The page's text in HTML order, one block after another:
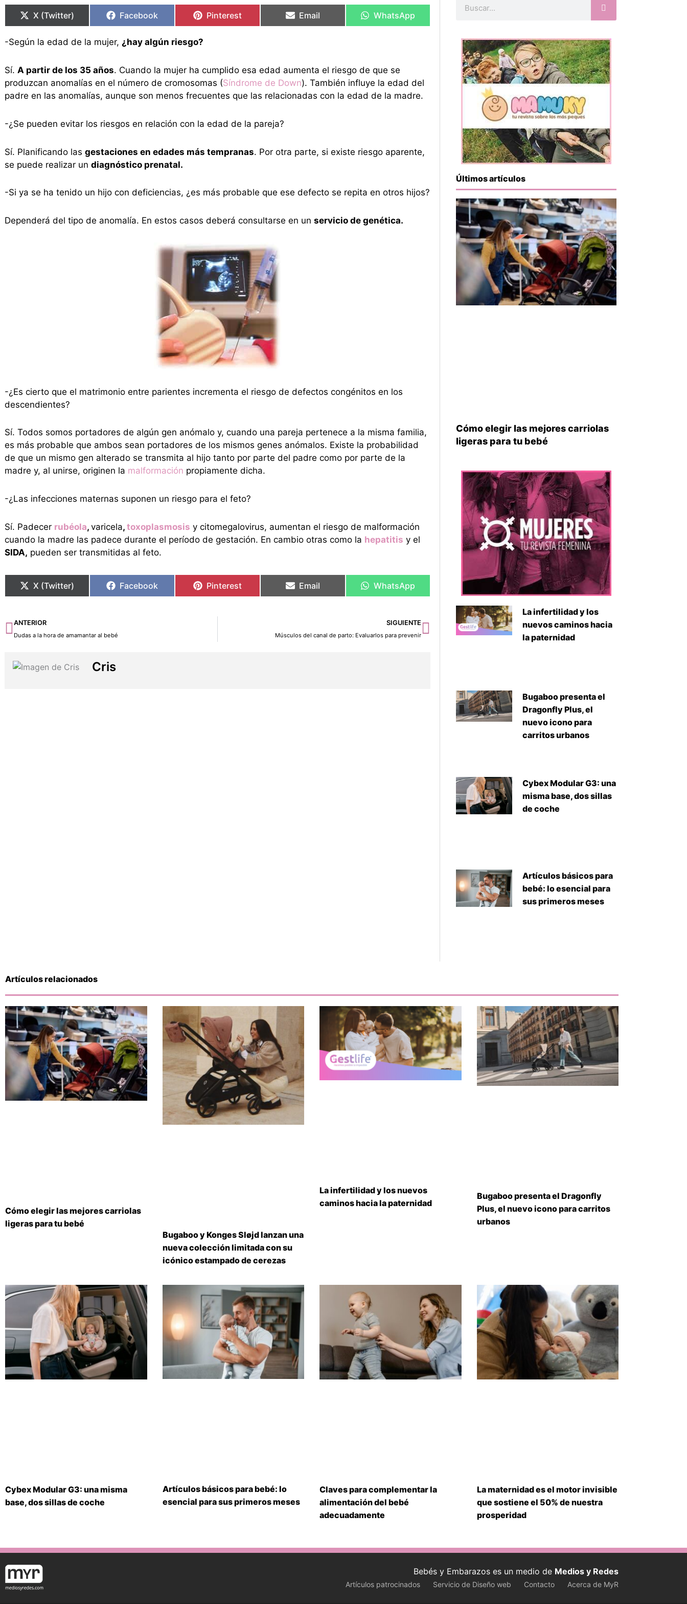
en
X (Twitter)
en
Facebook
en
Pinterest
en
Email
en
WhatsApp
-Según la edad de la mujer, ¿hay algún riesgo?
Sí. A partir de los 35 años. Cuando la mujer ha cumplido esa edad aumenta el riesgo de que se
produzcan anomalías en el número de cromosomas (Síndrome de Down). También influye la edad del
padre en las anomalías, aunque son menos frecuentes que las relacionadas con la edad de la madre.
-¿Se pueden evitar los riesgos en relación con la edad de la pareja?
Sí. Planificando las gestaciones en edades más tempranas. Por otra parte, si existe riesgo aparente,
se puede realizar un diagnóstico prenatal.
-Si ya se ha tenido un hijo con deficiencias, ¿es más probable que ese defecto se repita en otros hijos?
Dependerá del tipo de anomalía. En estos casos deberá consultarse en un servicio de genética.
-¿Es cierto que el matrimonio entre parientes incrementa el riesgo de defectos congénitos en los
descendientes?
Sí. Todos somos portadores de algún gen anómalo y, cuando una pareja pertenece a la misma familia,
es más probable que ambos sean portadores de los mismos genes anómalos. Existe la probabilidad
de que un mismo gen alterado se transmita al hijo tanto por parte del padre como por parte de la
madre y, al unirse, originen la malformación propiamente dicha.
-¿Las infecciones maternas suponen un riesgo para el feto?
Sí. Padecer rubéola, varicela, toxoplasmosis y citomegalovirus, aumentan el riesgo de malformación
cuando la madre las padece durante el período de gestación. En cambio otras como la hepatitis y el
SIDA, pueden ser transmitidas al feto.
en
X (Twitter)
en
Facebook
en
Pinterest
en
Email
en
WhatsApp
Ant
ANTERIOR
Dudas a la hora de amamantar al bebé
SIGUIENTE
Músculos del canal de parto: Evaluarlos para prevenir
Siguiente
Cris
Últimos artículos
Cómo elegir las mejores carriolas
ligeras para tu bebé
La infertilidad y los
nuevos caminos hacia
la paternidad
Bugaboo presenta el
Dragonfly Plus, el
nuevo icono para
carritos urbanos
Cybex Modular G3: una
misma base, dos sillas
de coche
Artículos básicos para
bebé: lo esencial para
sus primeros meses
Artículos relacionados
Cómo elegir las mejores carriolas
ligeras para tu bebé
Bugaboo y Konges Sløjd lanzan una
nueva colección limitada con su
icónico estampado de cerezas
La infertilidad y los nuevos
caminos hacia la paternidad
Bugaboo presenta el Dragonfly
Plus, el nuevo icono para carritos
urbanos
Cybex Modular G3: una misma
base, dos sillas de coche
Artículos básicos para bebé: lo
esencial para sus primeros meses
Claves para complementar la
alimentación del bebé
adecuadamente
La maternidad es el motor invisible
que sostiene el 50% de nuestra
prosperidad
Bebés y Embarazos es un medio de Medios y Redes
Artículos patrocinados Servicio de Diseño web Contacto Acerca de MyR